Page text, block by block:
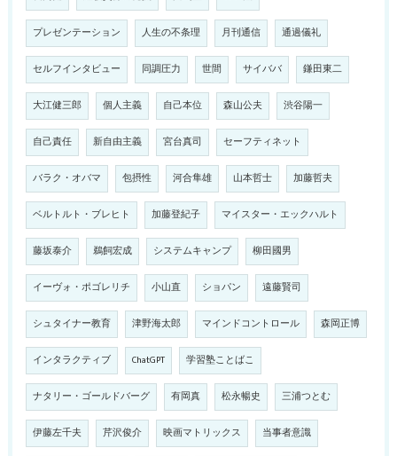
プレゼンテーション 人生の不条理 月刊通信 通過儀礼
セルフインタビュー 同調圧力 世間 サイババ 鎌田東二
大江健三郎 個人主義 自己本位 森山公夫 渋谷陽一
自己責任 新自由主義 宮台真司 セーフティネット
バラク・オバマ 包摂性 河合隼雄 山本哲士 加藤哲夫
ベルトルト・ブレヒト 加藤登紀子 マイスター・エックハルト
藤坂泰介 鵜飼宏成 システムキャンプ 柳田國男
イーヴォ・ポゴレリチ 小山直 ショパン 遠藤賢司
シュタイナー教育 津野海太郎 マインドコントロール 森岡正博
インタラクティブ ChatGPT 学習塾ことばこ
ナタリー・ゴールドバーグ 有岡真 松永暢史 三浦つとむ
伊藤左千夫 芹沢俊介 映画マトリックス 当事者意識